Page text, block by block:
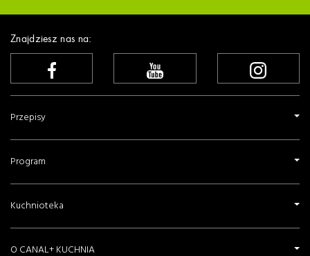
Znajdziesz nas na:
Przepisy
Program
Kuchnioteka
O CANAL+ KUCHNIA